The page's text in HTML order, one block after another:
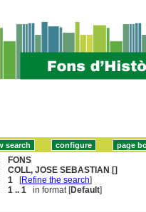
FONS
COLL, JOSE SEBASTIAN []
1 [Refine the search]
1 .. 1 in format [Default]